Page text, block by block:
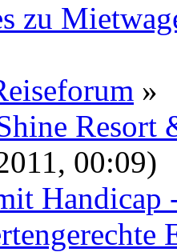
zu
»
Resort
00:09)
Handicap